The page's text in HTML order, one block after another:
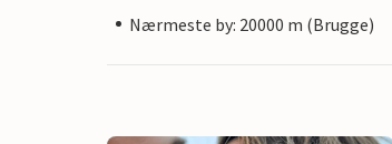
Nærmeste by: 20000 m (Brugge)